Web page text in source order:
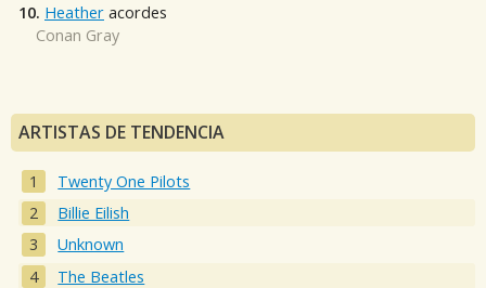
10. Heather acordes
Conan Gray
ARTISTAS DE TENDENCIA
Twenty One Pilots
Billie Eilish
Unknown
The Beatles